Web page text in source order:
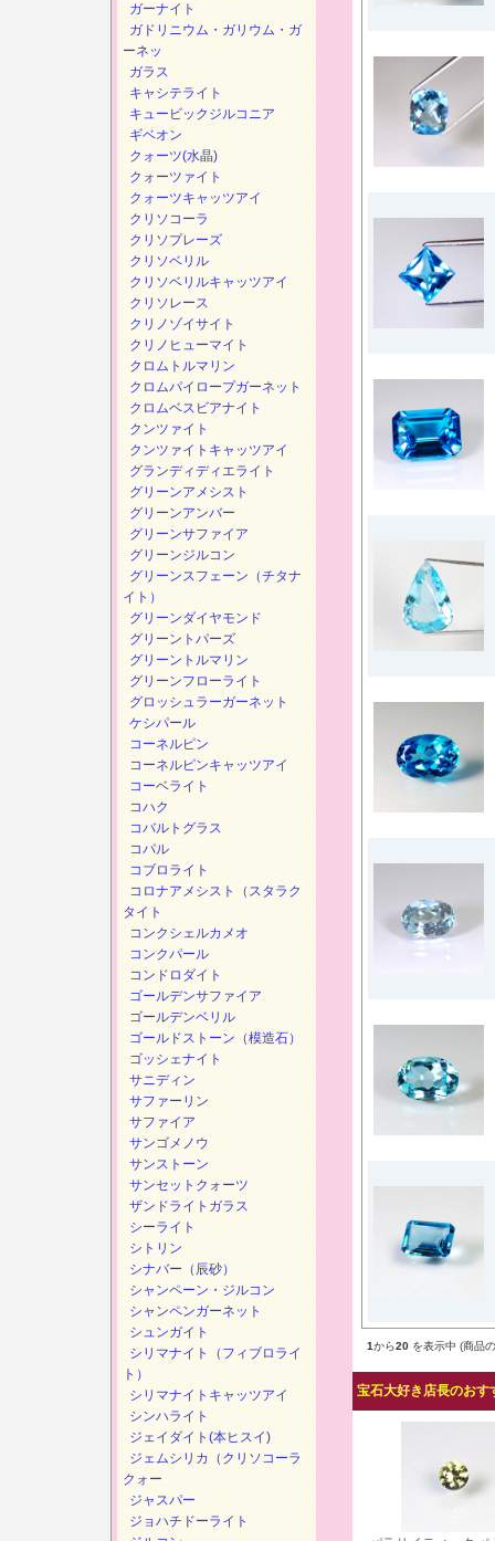
1から20 を表示中 (商品
宝石大好き店長のおす
ガーナイト
ガドリニウム・ガリウム・ガ
ーネッ
ガラス
キャシテライト
キュービックジルコニア
ギベオン
クォーツ(水晶)
クォーツァイト
クォーツキャッツアイ
クリソコーラ
クリソプレーズ
クリソベリル
クリソベリルキャッツアイ
クリソレース
クリノゾイサイト
クリノヒューマイト
クロムトルマリン
クロムパイロープガーネット
クロムベスビアナイト
クンツァイト
クンツァイトキャッツアイ
グランディディエライト
グリーンアメシスト
グリーンアンバー
グリーンサファイア
グリーンジルコン
グリーンスフェーン（チタナ
イト）
グリーンダイヤモンド
グリーントパーズ
グリーントルマリン
グリーンフローライト
グロッシュラーガーネット
ケシパール
コーネルピン
コーネルピンキャッツアイ
コーベライト
コハク
コバルトグラス
コパル
コブロライト
コロナアメシスト（スタラク
タイト
コンクシェルカメオ
コンクパール
コンドロダイト
ゴールデンサファイア
ゴールデンベリル
ゴールドストーン（模造石）
ゴッシェナイト
サニディン
サファーリン
サファイア
サンゴメノウ
サンストーン
サンセットクォーツ
ザンドライトガラス
シーライト
シトリン
シナバー（辰砂）
シャンペーン・ジルコン
シャンペンガーネット
シュンガイト
シリマナイト（フィブロライ
ト）
シリマナイトキャッツアイ
シンハライト
ジェイダイト(本ヒスイ)
ジェムシリカ（クリソコーラ
クォー
ジャスパー
ジョハチドーライト